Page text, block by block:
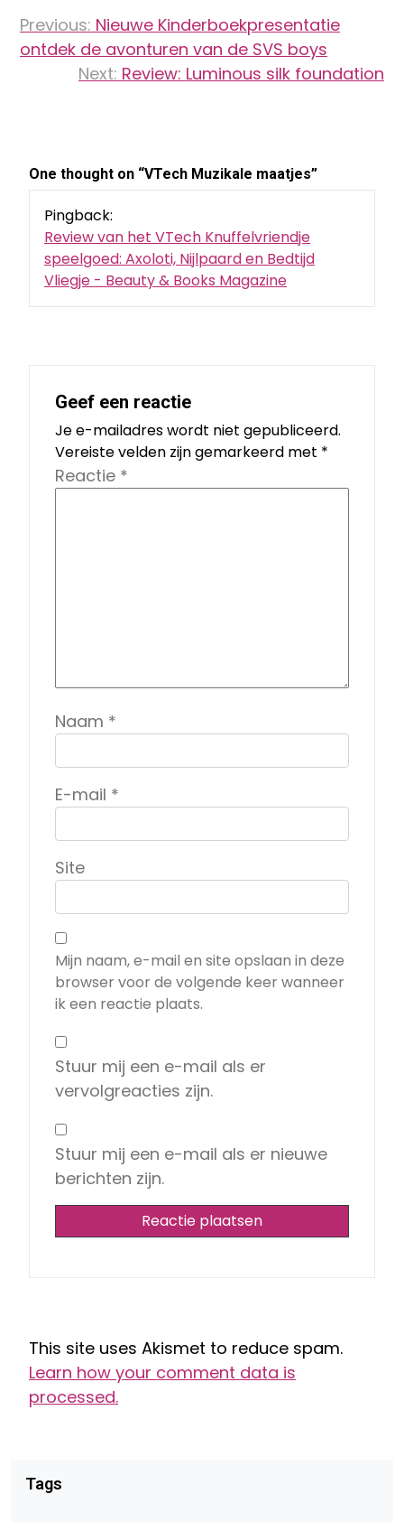
navigatie
Previous: Nieuwe Kinderboekpresentatie
ontdek de avonturen van de SVS boys
Next: Review: Luminous silk foundation
One thought on “VTech Muzikale maatjes”
Pingback:
Review van het VTech Knuffelvriendje
speelgoed: Axoloti, Nijlpaard en Bedtijd
Vliegje - Beauty & Books Magazine
Geef een reactie
Je e-mailadres wordt niet gepubliceerd.
Vereiste velden zijn gemarkeerd met *
Reactie *
Naam *
E-mail *
Site
Mijn naam, e-mail en site opslaan in deze
browser voor de volgende keer wanneer
ik een reactie plaats.
Stuur mij een e-mail als er
vervolgreacties zijn.
Stuur mij een e-mail als er nieuwe
berichten zijn.
This site uses Akismet to reduce spam.
Learn how your comment data is
processed.
Tags